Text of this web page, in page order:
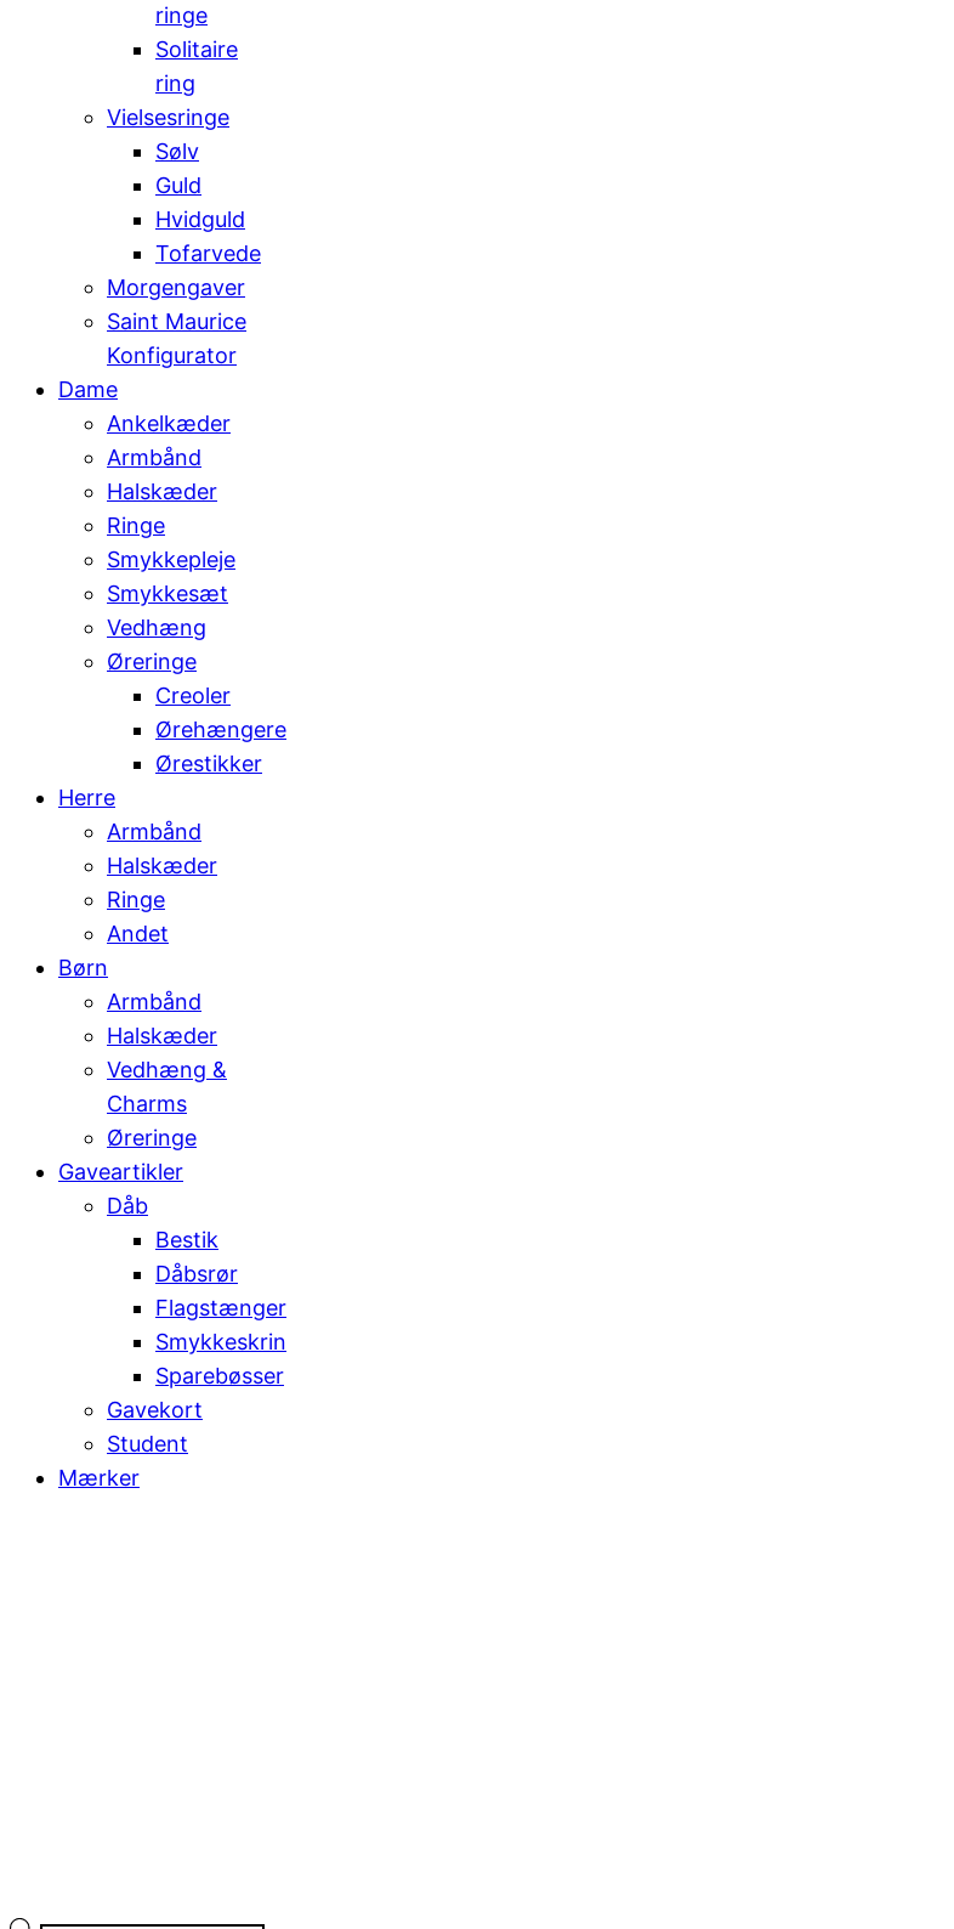
ringe
Solitaire
ring
Vielsesringe
Sølv
Guld
Hvidguld
Tofarvede
Morgengaver
Saint Maurice
Konfigurator
Dame
Ankelkæder
Armbånd
Halskæder
Ringe
Smykkepleje
Smykkesæt
Vedhæng
Øreringe
Creoler
Ørehængere
Ørestikker
Herre
Armbånd
Halskæder
Ringe
Andet
Børn
Armbånd
Halskæder
Vedhæng &
Charms
Øreringe
Gaveartikler
Dåb
Bestik
Dåbsrør
Flagstænger
Smykkeskrin
Sparebøsser
Gavekort
Student
Mærker